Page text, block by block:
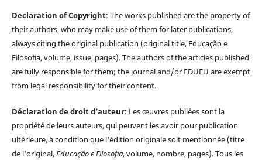
Declaration of Copyright: The works published are the property of
their authors, who may make use of them for later publications,
always citing the original publication (original title, Educação e
Filosofia, volume, issue, pages). The authors of the articles published
are fully responsible for them; the journal and/or EDUFU are exempt
from legal responsibility for their content.
Déclaration de droit d’auteur: Les œuvres publiées sont la
propriété de leurs auteurs, qui peuvent les avoir pour publication
ultérieure, à condition que l'édition originale soit mentionnée (titre
de l'original,Educação e Filosofia, volume, nombre, pages). Tous les